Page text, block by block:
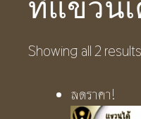
ที่แขวน
Showing all 2 results
ลดราคา!